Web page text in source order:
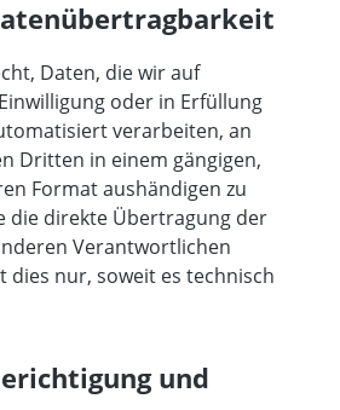
Daten, die wir auf
oder in Erfüllung
verarbeiten, an
Dritten in einem gängigen,
Format aushändigen zu
die direkte Übertragung der
Verantwortlichen
dies nur, soweit es technisch
und